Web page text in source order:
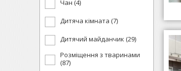
Чан (4)
Дитяча кімната (7)
Дитячий майданчик (29)
Розміщення з тваринами
(87)